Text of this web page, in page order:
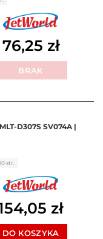
76,25 zł
BRAK
D307S SV074A |
5
str.
zł
DO KOSZYKA